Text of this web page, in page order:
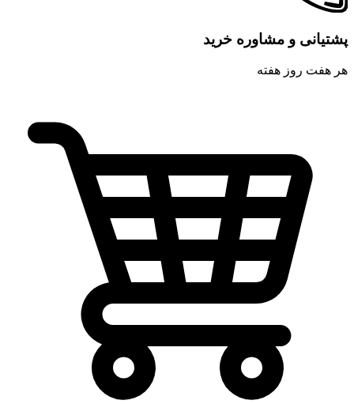
پشتیانی و مشاوره خرید
هر هفت روز هفته